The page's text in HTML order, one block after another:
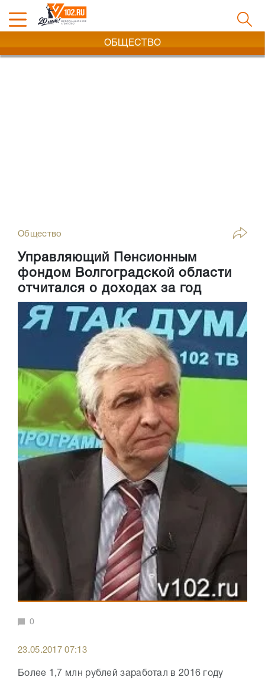
ОБЩЕСТВО
Общество
Управляющий Пенсионным
фондом Волгоградской области
отчитался о доходах за год
0
23.05.2017 07:13
Более 1,7 млн рублей заработал в 2016 году